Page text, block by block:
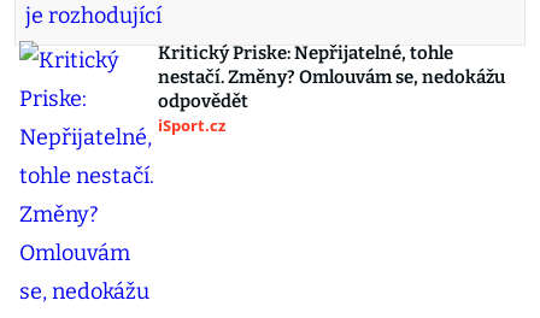
Kritický Priske: Nepřijatelné, tohle
nestačí. Změny? Omlouvám se, nedokážu
odpovědět
iSport.cz